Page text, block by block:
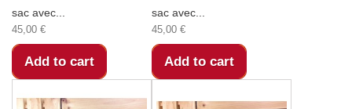
sac avec...
45,00 €
Add to cart
sac avec...
45,00 €
Add to cart